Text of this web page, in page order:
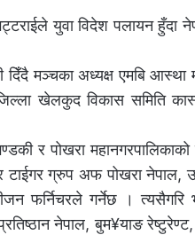
युवा विदेश पलायन हुँदा
दिँदै मञ्चका अध्यक्ष एमबि आस्था
खेलकुद विकास समिति
र पोखरा महानगरपालिकाको
टाईगर ग्रुप अफ पोखरा नेपाल,
फर्निचरले गर्नेछ । त्यसैगरि
नेपाल, बुम¥याङ रेष्टुरेण्ट,